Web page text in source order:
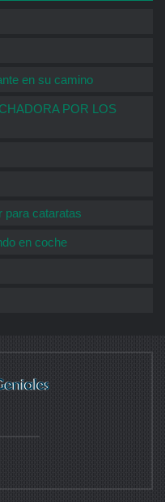
en su camino
POR LOS
para cataratas
en coche